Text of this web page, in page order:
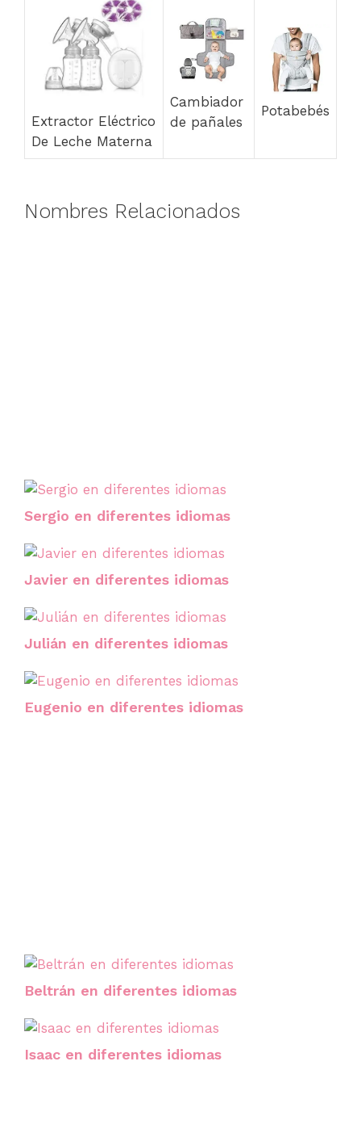
Extractor Eléctrico
De Leche Materna
Cambiador
de pañales
Potabebés
Nombres Relacionados
Sergio en diferentes idiomas
Javier en diferentes idiomas
Julián en diferentes idiomas
Eugenio en diferentes idiomas
Beltrán en diferentes idiomas
Isaac en diferentes idiomas